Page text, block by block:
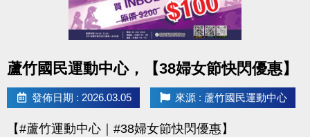
蘆竹國民運動中心，【38婦女節快閃優惠】
發佈日期 : 2026.03.05 來源 : 蘆竹國民運動中心
【#蘆竹運動中心｜#38婦女節快閃優惠】